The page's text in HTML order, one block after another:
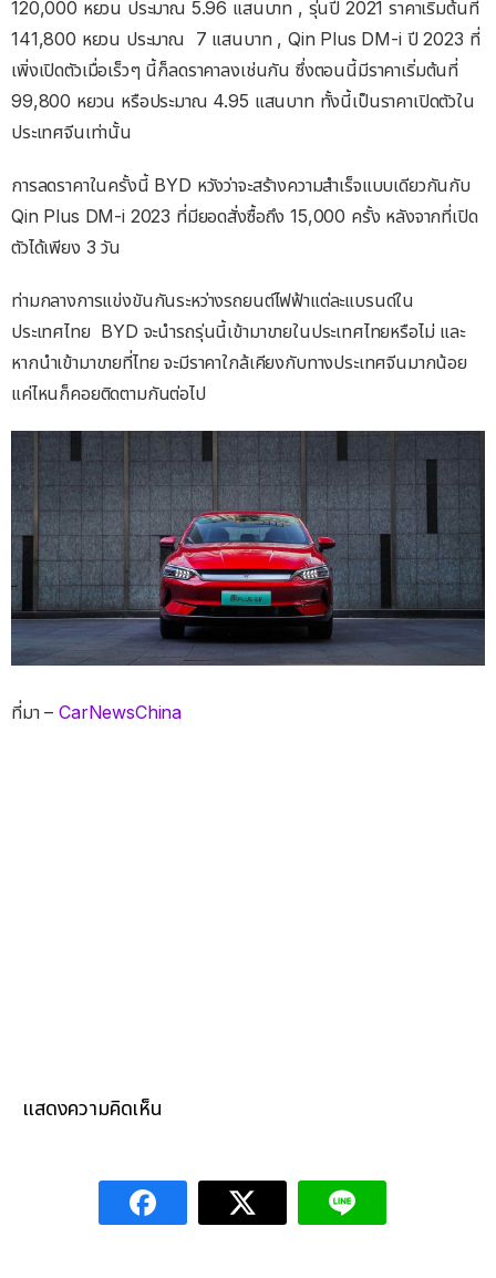
120,000 หยวน ประมาณ 5.96 แสนบาท , รุ่นปี 2021 ราคาเริ่มต้นที่
141,800 หยวน ประมาณ 7 แสนบาท , Qin Plus DM-i ปี 2023 ที่
เพิ่งเปิดตัวเมื่อเร็วๆ นี้ก็ลดราคาลงเช่นกัน ซึ่งตอนนี้มีราคาเริ่มต้นที่
99,800 หยวน หรือประมาณ 4.95 แสนบาท ทั้งนี้เป็นราคาเปิดตัวใน
ประเทศจีนเท่านั้น
การลดราคาในครั้งนี้ BYD หวังว่าจะสร้างความสำเร็จแบบเดียวกันกับ
Qin Plus DM-i 2023 ที่มียอดสั่งซื้อถึง 15,000 ครั้ง หลังจากที่เปิด
ตัวได้เพียง 3 วัน
ท่ามกลางการแข่งขันกันระหว่างรถยนต์ไฟฟ้าแต่ละแบรนด์ใน
ประเทศไทย BYD จะนำรถรุ่นนี้เข้ามาขายในประเทศไทยหรือไม่ และ
หากนำเข้ามาขายที่ไทย จะมีราคาใกล้เคียงกับทางประเทศจีนมากน้อย
แค่ไหนก็คอยติดตามกันต่อไป
ที่มา –CarNewsChina
แสดงความคิดเห็น